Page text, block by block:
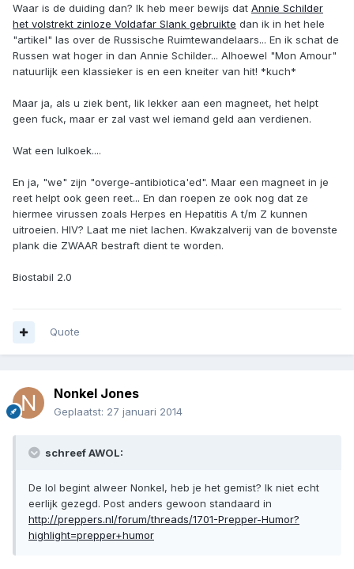
Waar is de duiding dan? Ik heb meer bewijs dat Annie Schilder
het volstrekt zinloze Voldafar Slank gebruikte dan ik in het hele
"artikel" las over de Russische Ruimtewandelaars... En ik schat de
Russen wat hoger in dan Annie Schilder... Alhoewel "Mon Amour"
natuurlijk een klassieker is en een kneiter van hit! *kuch*
Maar ja, als u ziek bent, lik lekker aan een magneet, het helpt
geen fuck, maar er zal vast wel iemand geld aan verdienen.
Wat een lulkoek....
En ja, "we" zijn "overge-antibiotica'ed". Maar een magneet in je
reet helpt ook geen reet... En dan roepen ze ook nog dat ze
hiermee virussen zoals Herpes en Hepatitis A t/m Z kunnen
uitroeien. HIV? Laat me niet lachen. Kwakzalverij van de bovenste
plank die ZWAAR bestraft dient te worden.
Biostabil 2.0
Quote
Nonkel Jones
Geplaatst: 27 januari 2014
schreef AWOL:
De lol begint alweer Nonkel, heb je het gemist? Ik niet echt
eerlijk gezegd. Post anders gewoon standaard in
http://preppers.nl/forum/threads/1701-Prepper-Humor?
highlight=prepper+humor